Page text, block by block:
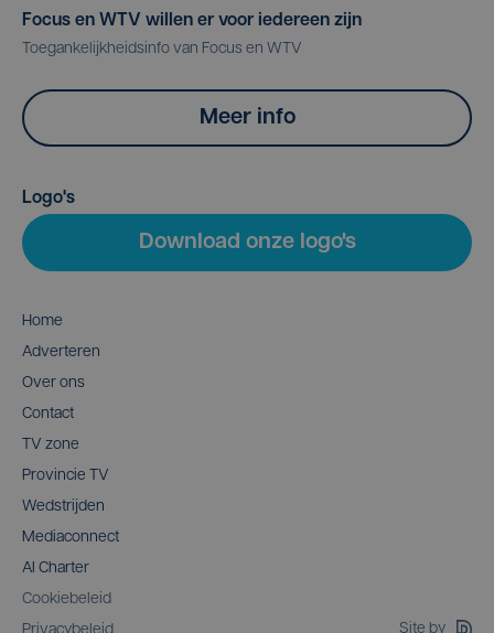
Focus en WTV willen er voor iedereen zijn
Toegankelijkheidsinfo van Focus en WTV
Meer info
Logo's
Download onze logo's
Home
Adverteren
Over ons
Contact
TV zone
Provincie TV
Wedstrijden
Mediaconnect
AI Charter
Cookiebeleid
Site by